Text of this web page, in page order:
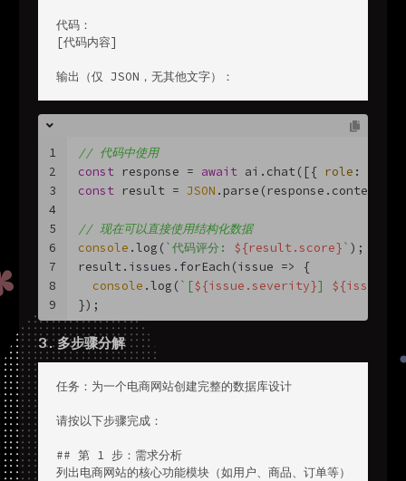
代码：
[代码内容]
输出（仅 JSON，无其他文字）：
1
2
3
4
5
6
7
8
9
// 代码中使用
const response = await ai.chat([{ role :
const result = JSON .parse(response.content);
// 现在可以直接使用结构化数据
console .log(`代码评分: ${result.score}` );
result.issues.forEach(issue => {
console .log(`[${issue.severity}]
});
3. 多步骤分解
任务：为一个电商网站创建完整的数据库设计
请按以下步骤完成：
## 第 1 步：需求分析
列出电商网站的核心功能模块（如用户、商品、订单等）